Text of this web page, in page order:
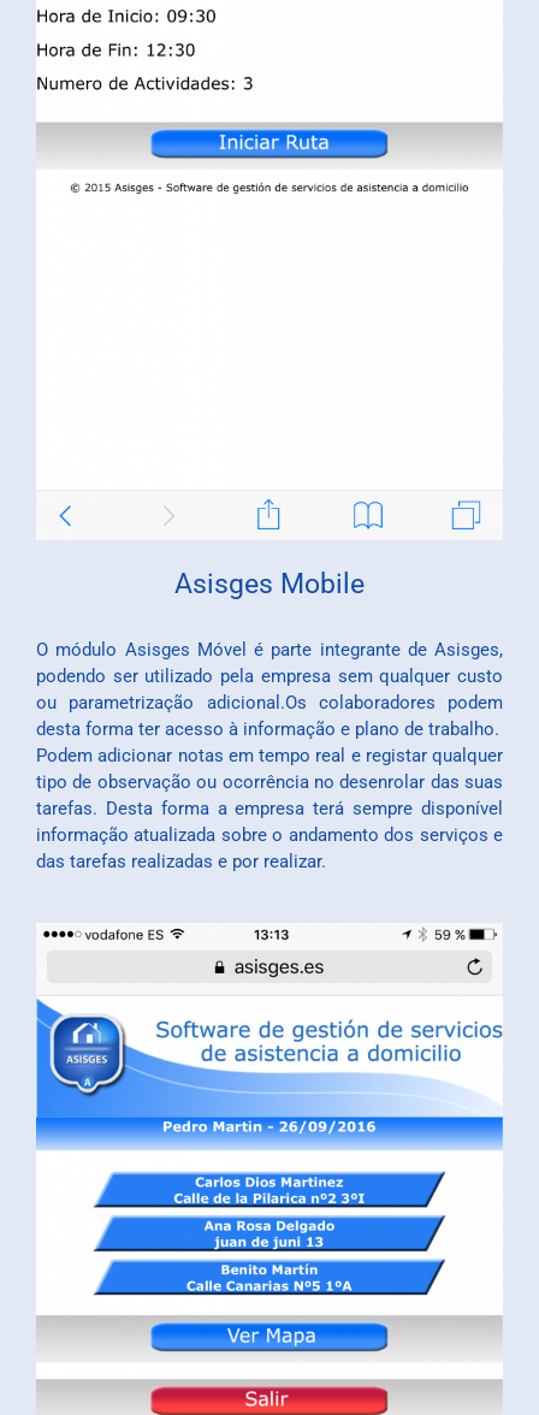
Asisges Mobile
O módulo Asisges Móvel é parte integrante de Asisges,
podendo ser utilizado pela empresa sem qualquer custo
ou parametrização adicional.Os colaboradores podem
desta forma ter acesso à informação e plano de trabalho.
Podem adicionar notas em tempo real e registar qualquer
tipo de observação ou ocorrência no desenrolar das suas
tarefas. Desta forma a empresa terá sempre disponível
informação atualizada sobre o andamento dos serviços e
das tarefas realizadas e por realizar.